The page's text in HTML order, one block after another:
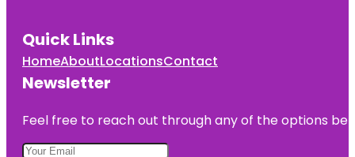
Quick Links
HomeAboutLocationsContact
Newsletter
Feel free to reach out through any of the options